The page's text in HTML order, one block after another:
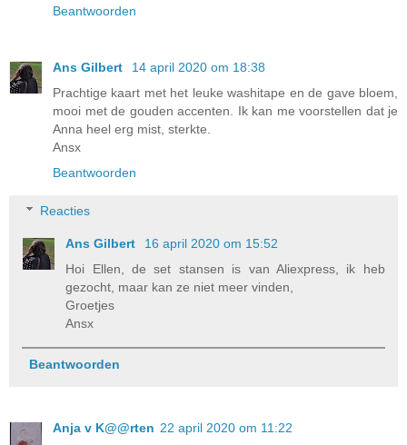
Beantwoorden
Ans Gilbert
14 april 2020 om 18:38
Prachtige kaart met het leuke washitape en de gave bloem,
mooi met de gouden accenten. Ik kan me voorstellen dat je
Anna heel erg mist, sterkte.
Ansx
Beantwoorden
Reacties
Ans Gilbert
16 april 2020 om 15:52
Hoi Ellen, de set stansen is van Aliexpress, ik heb
gezocht, maar kan ze niet meer vinden,
Groetjes
Ansx
Beantwoorden
Anja v K@@rten 22 april 2020 om 11:22